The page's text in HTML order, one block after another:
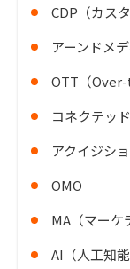
CDP（カス
アーンドメ
OTT（Over-
コネクテッ
アクイジシ
OMO
MA（マーケ
AI（人工知能